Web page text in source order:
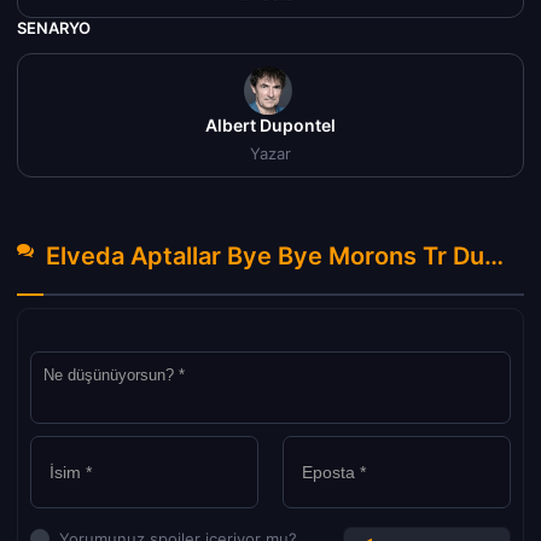
SENARYO
Albert Dupontel
Yazar
Elveda Aptallar Bye Bye Morons Tr Dublaj izle (2020) Hakkında Yorumlar